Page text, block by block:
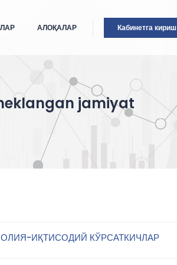
Кабинетга кириш
АЛОҚАЛАР
jamiyat
ИҚТИСОДИЙ КЎРСАТКИЧЛАР